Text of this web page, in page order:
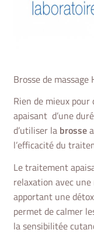
Brosse de massage
Rien de mieux
apaisant d’une
d’utiliser la brosse
l’efficacité du
Le traitement
relaxation avec
apportant une
permet de calmer
la sensibilitée